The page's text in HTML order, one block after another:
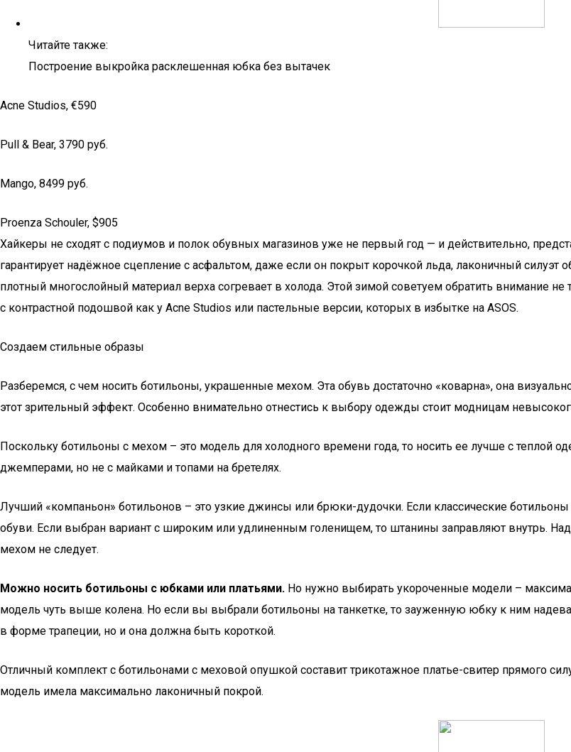
Читайте также:
Построение выкройка расклешенная юбка без вытачек
Acne Studios, €590
Pull & Bear, 3790 pуб.
Mango, 8499 руб.
Proenza Schouler, $905
Хайкеры не сходят с подиумов и полок обувных магазинов уже не первый год — и действительно,
гарантирует надёжное сцепление с асфальтом, даже если он покрыт корочкой льда, лаконичный
плотный многослойный материал верха согревает в холода. Этой зимой советуем обратить внимание
с контрастной подошвой как у Acne Studios или пастельные версии, которых в избытке на ASOS.
Создаем стильные образы
Разберемся, с чем носить ботильоны, украшенные мехом. Эта обувь достаточно «коварна», она
этот зрительный эффект. Особенно внимательно отнестись к выбору одежды стоит модницам
Поскольку ботильоны с мехом – это модель для холодного времени года, то носить ее лучше с теплой
джемперами, но не с майками и топами на бретелях.
Лучший «компаньон» ботильонов – это узкие джинсы или брюки-дудочки. Если классические
обуви. Если выбран вариант с широким или удлиненным голенищем, то штанины заправляют внутрь.
мехом не следует.
Можно носить ботильоны с юбками или платьями. Но нужно выбирать укороченные модели –
модель чуть выше колена. Но если вы выбрали ботильоны на танкетке, то зауженную юбку к ним
в форме трапеции, но и она должна быть короткой.
Отличный комплект с ботильонами с меховой опушкой составит трикотажное платье-свитер прямого
модель имела максимально лаконичный покрой.